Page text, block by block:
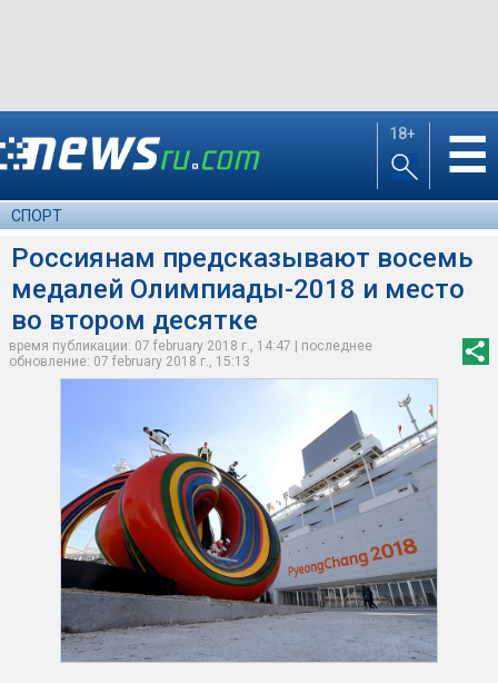
18+ ☰
СПОРТ
Россиянам предсказывают восемь
медалей Олимпиады-2018 и место
во втором десятке
время публикации: 07 february 2018 г., 14:47 | последнее
обновление: 07 february 2018 г., 15:13